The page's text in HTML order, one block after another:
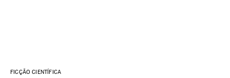
FICÇÃO CIENTÍFICA